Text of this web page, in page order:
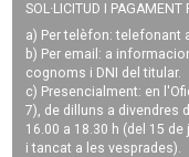
SOL·LICITUD I
a) Per telèfon: telefonant
b) Per email: a
cognoms i DNI del titular.
c) Presencialment: en
7), de dilluns a divendres
16.00 a 18.30 h (del 15
i tancat a les vesprades).